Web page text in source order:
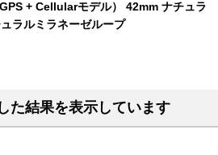
+ Cellularモデル） 42mm ナチュラ
ラルミラネーゼループ
た結果を表示しています